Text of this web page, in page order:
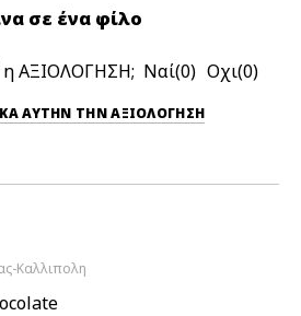
σε ένα φίλο
ΑΞΙΟΛΟΓΗΣΗ; 0 0
ΕΠΙΣΗΜΆΝΕΤΕ ΑΡΝΗΤΙΚΆ ΑΥΤΉΝ ΤΗΝ ΑΞΙΟΛΟΓΗΣΗ
Καλλιπολη